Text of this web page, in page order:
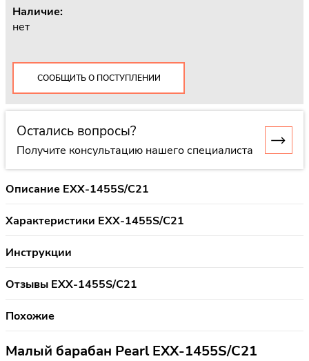
Наличие:
нет
СООБЩИТЬ О ПОСТУПЛЕНИИ
Остались вопросы?
Получите консультацию нашего специалиста
Описание EXX-1455S/C21
Характеристики EXX-1455S/C21
Инструкции
Отзывы EXX-1455S/C21
Похожие
Малый барабан Pearl EXX-1455S/C21